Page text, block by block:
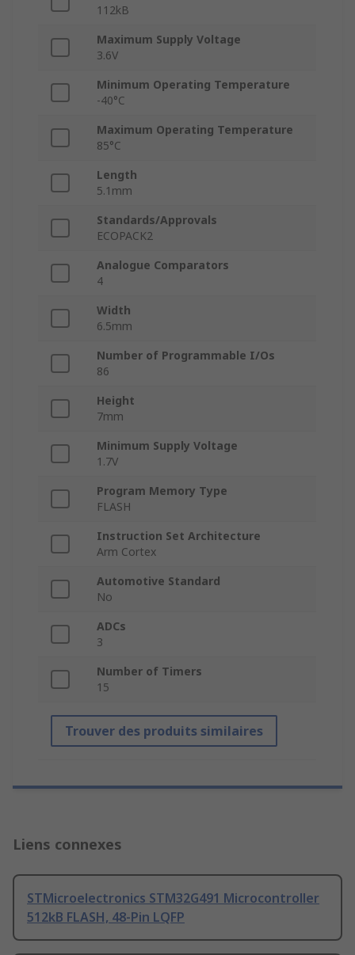
112kB
Maximum Supply Voltage
3.6V
Minimum Operating Temperature
-40°C
Maximum Operating Temperature
85°C
Length
5.1mm
Standards/Approvals
ECOPACK2
Analogue Comparators
4
Width
6.5mm
Number of Programmable I/Os
86
Height
7mm
Minimum Supply Voltage
1.7V
Program Memory Type
FLASH
Instruction Set Architecture
Arm Cortex
Automotive Standard
No
ADCs
3
Number of Timers
15
Trouver des produits similaires
Liens connexes
STMicroelectronics STM32G491 Microcontroller
512kB FLASH, 48-Pin LQFP